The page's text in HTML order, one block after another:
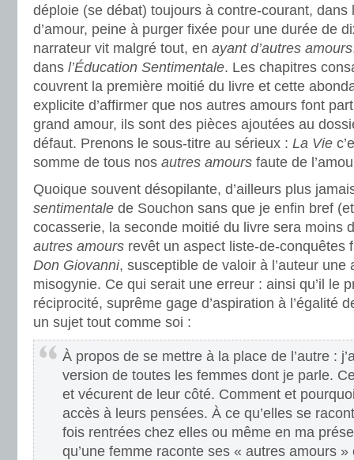
déploie (se débat) toujours à contre-courant,
d’amour, peine à purger fixée pour une durée de
narrateur vit malgré tout, en ayant d’autres amours
dans l’Éducation Sentimentale. Les chapitres
couvrent la première moitié du livre et cette
explicite d’affirmer que nos autres amours font
grand amour, ils sont des pièces ajoutées au
défaut. Prenons le sous-titre au sérieux : La Vie
somme de tous nos autres amours faute de
Quoique souvent désopilante, d’ailleurs plus
sentimentale de Souchon sans que je enfin bref
cocasserie, la seconde moitié du livre sera moins
autres amours revêt un aspect liste-de-conquêtes
Don Giovanni, susceptible de valoir à l’auteur une
misogynie. Ce qui serait une erreur : ainsi qu’il le
réciprocité, suprême gage d’aspiration à l’égalité
un sujet tout comme soi :
À propos de se mettre à la place de l’autre :
version de toutes les femmes dont je parle.
et vécurent de leur côté. Comment et
accès à leurs pensées. À ce qu’elles se
fois rentrées chez elles ou même en ma
qu’une femme raconte ses « autres amours